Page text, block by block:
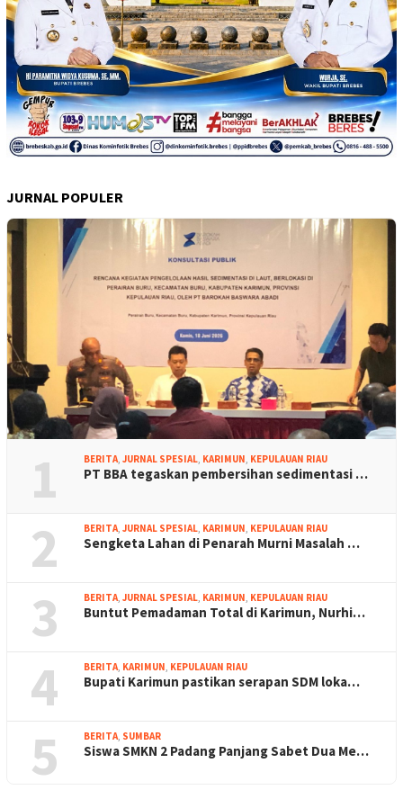
JURNAL POPULER
1 BERITA JURNAL SPESIAL KARIMUN KEPULAUAN RIAU
PT BBA tegaskan pembersihan sedimentasi …
2 BERITA JURNAL SPESIAL KARIMUN KEPULAUAN RIAU
Sengketa Lahan di Penarah Murni Masalah …
3 BERITA JURNAL SPESIAL KARIMUN KEPULAUAN RIAU
Buntut Pemadaman Total di Karimun, Nurhi…
4 BERITA KARIMUN KEPULAUAN RIAU
Bupati Karimun pastikan serapan SDM loka…
5 BERITA SUMBAR
Siswa SMKN 2 Padang Panjang Sabet Dua Me…